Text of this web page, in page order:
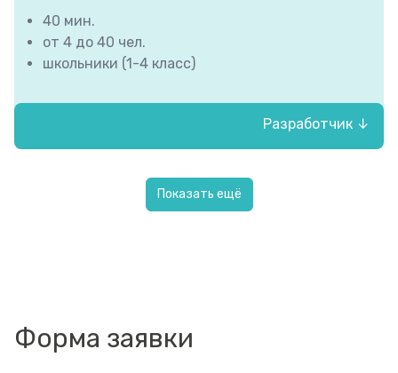
40 мин.
от 4 до 40 чел.
школьники (1-4 класс)
Разработчик ↓
БУ СО ВО «КЦСОН Тотемского района»
Показать ещё
Форма заявки